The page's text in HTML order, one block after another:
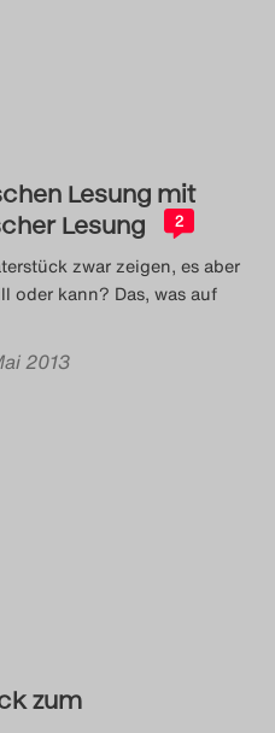
Blog
Blog
Blog
Lesung mit
Lesung
2
zwar zeigen, es aber
oder kann? Das, was auf
2013
zum